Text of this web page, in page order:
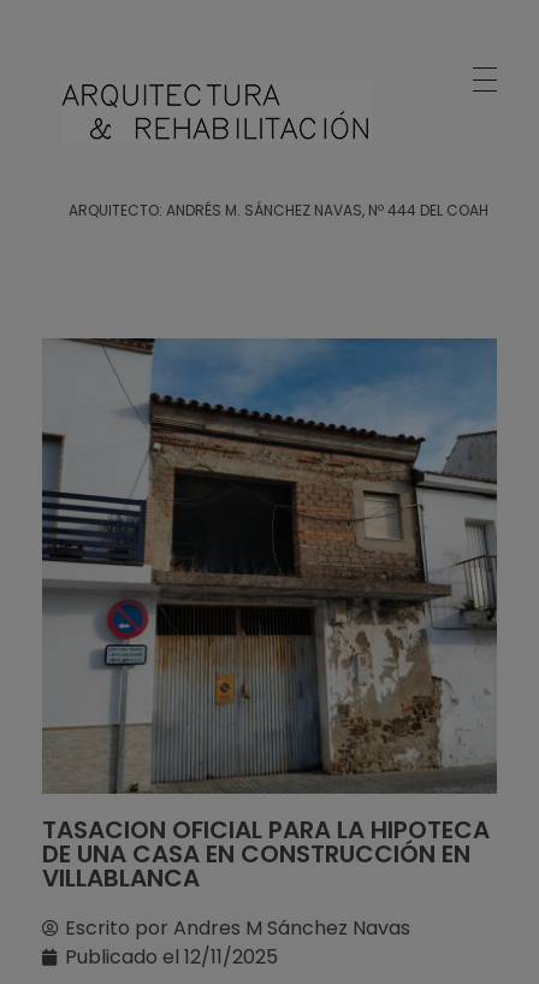
ARQUITECTO: ANDRÉS M. SÁNCHEZ NAVAS, Nº 444 DEL COAH
TASACION OFICIAL PARA LA HIPOTECA
DE UNA CASA EN CONSTRUCCIÓN EN
VILLABLANCA
Escrito por Andres M Sánchez Navas
Publicado el 12/11/2025